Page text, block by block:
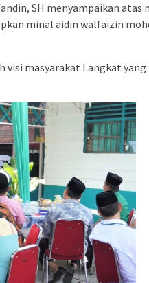
SH menyampaikan atas
minal aidin walfaizin
visi masyarakat Langkat